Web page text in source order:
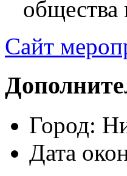
общества
Сайт
Город:
Дата